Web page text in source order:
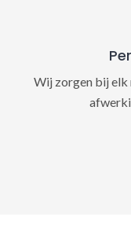
Wij zorgen bij